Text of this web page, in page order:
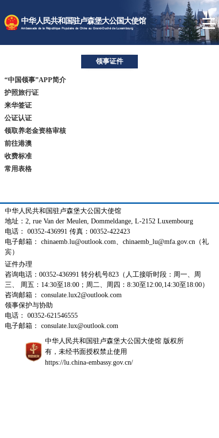
中华人民共和国驻卢森堡大公国大使馆
Ambassade de la République Populaire de Chine au Grand-Duché de Luxembourg
使馆速递
卢森堡概况
领事服务
领事证件
“中国领事”APP简介
护照旅行证
来华签证
公证认证
领取养老金资格审核
前往港澳
收费标准
常用表格
中华人民共和国驻卢森堡大公国大使馆
地址：2, rue Van der Meulen, Dommeldange, L-2152 Luxembourg
电话： 00352-436991 传真：00352-422423
电子邮箱： chinaemb.lu@outlook.com、chinaemb_lu@mfa.gov.cn（礼
宾）
证件办理
咨询电话：00352-436991 转分机号823（人工接听时段：周一、周
三、 周五：14:30至18:00；周二、周四：8:30至12:00,14:30至18:00）
咨询邮箱： consulate.lux2@outlook.com
领事保护与协助
电话： 00352-621546555
电子邮箱： consulate.lux@outlook.com
中华人民共和国驻卢森堡大公国大使馆 版权所
有，未经书面授权禁止使用
https://lu.china-embassy.gov.cn/